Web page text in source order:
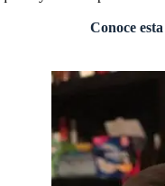
Conoce